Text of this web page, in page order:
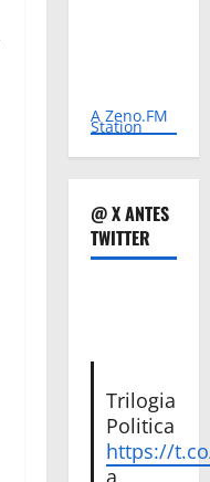
A Zeno.FM
Station
@ X ANTES
TWITTER
Trilogia
Politica
https://